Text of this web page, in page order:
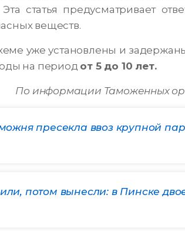
статья предусматривает
веществ.
уже установлены и
на период от 5 до 10 лет.
По информации Таможенных
пресекла ввоз крупной
потом вынесли: в Пинске